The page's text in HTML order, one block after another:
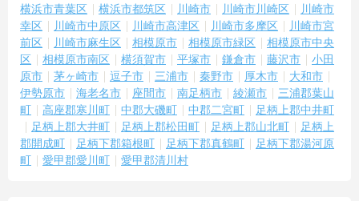
【IT化と手厚いフォロー体制により、業務のストレスを軽減できま
す】
・記録票の提出やシフト確認をすべてスマートフォンで行えるた
め、手書きの書類作成や事業所への移動の手間が省けケア業務に集
中できます
・定期的な面談を通じて上司がフォローする体制があり、訪問介護
でありながら孤立することなくチームの支援を受けながら業務に取
り組めます
横浜市青葉区
横浜市都筑区 川崎市 川崎市川崎区
川崎市
幸区
川崎市中原区 川崎市高津区 川崎市多摩区
川崎市宮
前区
川崎市麻生区 相模原市 相模原市緑区
相模原市中央
区
相模原市南区 横須賀市 平塚市 鎌倉市 藤沢市
小田
原市
茅ヶ崎市 逗子市 三浦市 秦野市 厚木市
大和市
伊勢原市
海老名市 座間市 南足柄市 綾瀬市
三浦郡葉山
町
高座郡寒川町 中郡大磯町 中郡二宮町
足柄上郡中井町
足柄上郡大井町
足柄上郡松田町 足柄上郡山北町
足柄上
郡開成町
足柄下郡箱根町 足柄下郡真鶴町
足柄下郡湯河原
町
愛甲郡愛川町 愛甲郡清川村